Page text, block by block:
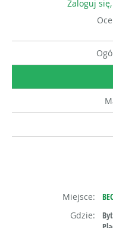
Zaloguj
Miejsce:
Gdzie: